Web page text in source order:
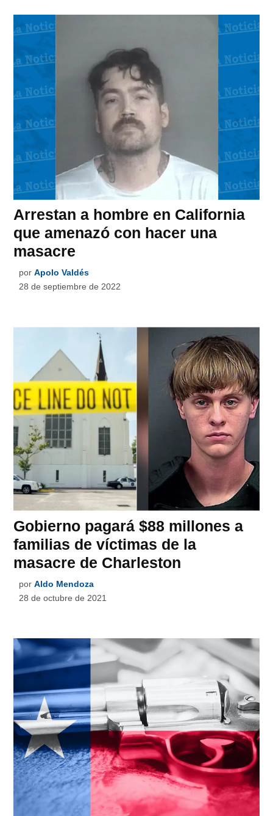
Arrestan a hombre en California
que amenazó con hacer una
masacre
por Apolo Valdés
28 de septiembre de 2022
Gobierno pagará $88 millones a
familias de víctimas de la
masacre de Charleston
por Aldo Mendoza
28 de octubre de 2021